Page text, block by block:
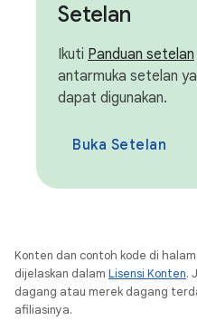
Setelan
Ikuti Panduan setelan
antarmuka setelan
dapat digunakan.
Buka Setelan
Konten dan contoh kode di
dijelaskan dalam Lisensi Konten.
dagang atau merek dagang
afiliasinya.